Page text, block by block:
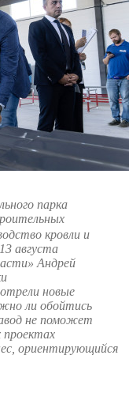
парка
кровли и
августа
Андрей
новые
ли обойтись
не поможет
проектах
ориентирующийся